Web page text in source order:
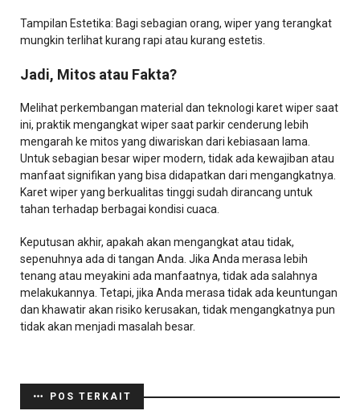
Tampilan Estetika: Bagi sebagian orang, wiper yang terangkat
mungkin terlihat kurang rapi atau kurang estetis.
Jadi, Mitos atau Fakta?
Melihat perkembangan material dan teknologi karet wiper saat
ini, praktik mengangkat wiper saat parkir cenderung lebih
mengarah ke mitos yang diwariskan dari kebiasaan lama.
Untuk sebagian besar wiper modern, tidak ada kewajiban atau
manfaat signifikan yang bisa didapatkan dari mengangkatnya.
Karet wiper yang berkualitas tinggi sudah dirancang untuk
tahan terhadap berbagai kondisi cuaca.
Keputusan akhir, apakah akan mengangkat atau tidak,
sepenuhnya ada di tangan Anda. Jika Anda merasa lebih
tenang atau meyakini ada manfaatnya, tidak ada salahnya
melakukannya. Tetapi, jika Anda merasa tidak ada keuntungan
dan khawatir akan risiko kerusakan, tidak mengangkatnya pun
tidak akan menjadi masalah besar.
POS TERKAIT